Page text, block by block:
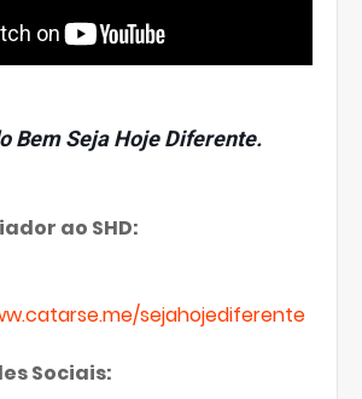
Bem Seja Hoje Diferente.
ao SHD:
sejahojediferente
Sociais: